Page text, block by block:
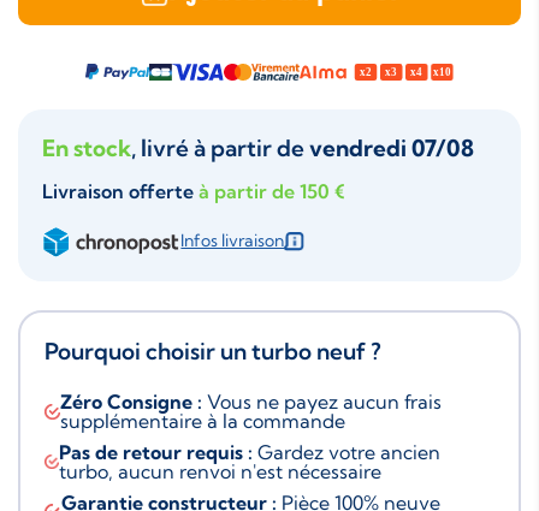
En stock, livré à partir devendredi 07/08
Livraison offerte à partir de 150 €
Infos livraison
Pourquoi choisir un turbo neuf ?
Zéro Consigne : Vous ne payez aucun frais
supplémentaire à la commande
Pas de retour requis : Gardez votre ancien
turbo, aucun renvoi n'est nécessaire
Garantie constructeur : Pièce 100% neuve